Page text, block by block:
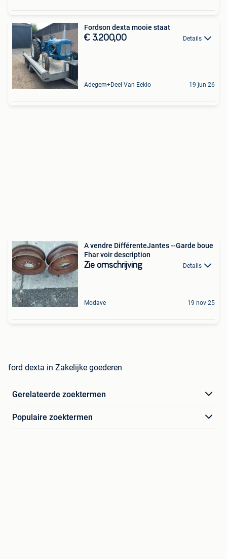
Fordson dexta mooie staat
€ 3.200,00 Details
Adegem+Deel Van Eeklo 19 jun 26
A vendre DifférenteJantes --Garde boue
Fhar voir description
Zie omschrijving Details
Modave 19 nov 25
ford dexta in Zakelijke goederen
Gerelateerde zoektermen
Populaire zoektermen